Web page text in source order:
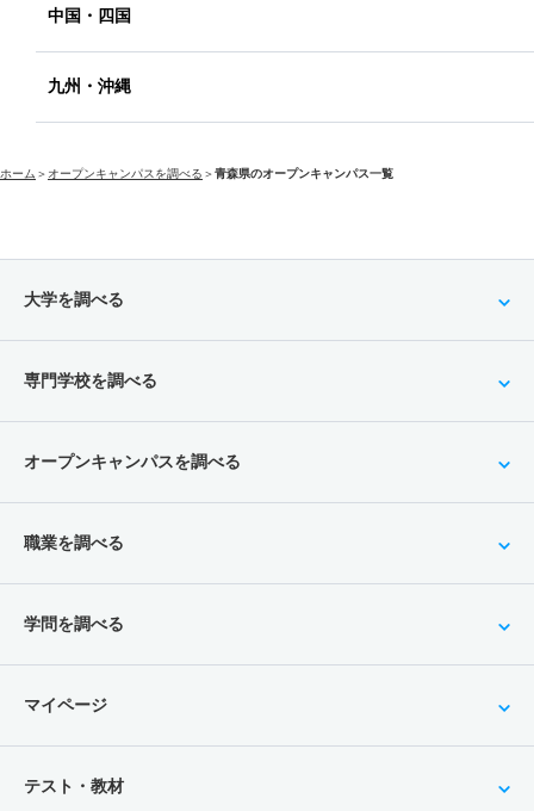
中国・四国
九州・沖縄
ホーム ＞ オープンキャンパスを調べる ＞青森県のオープンキャンパス一覧
大学を調べる
専門学校を調べる
オープンキャンパスを調べる
職業を調べる
学問を調べる
マイページ
テスト・教材